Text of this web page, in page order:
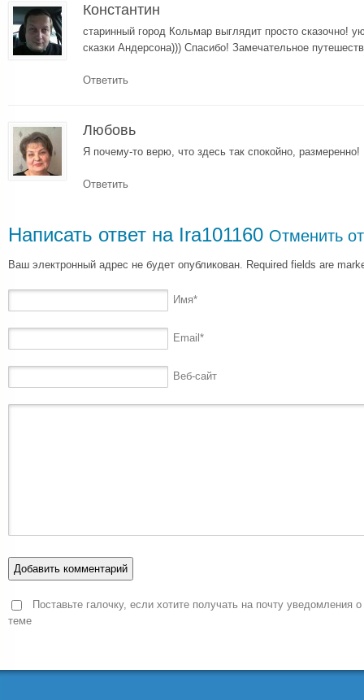
Константин
старинный город Кольмар выглядит просто сказочно!
сказки Андерсона))) Спасибо! Замечательное
Ответить
Любовь
Я почему-то верю, что здесь так спокойно, размеренно!
Ответить
Написать ответ на Ira101160 Отменить
Ваш электронный адрес не будет опубликован. Required fields are
Имя*
Email *
Веб-сайт
Поставьте галочку, если хотите получать на почту уведомления
теме